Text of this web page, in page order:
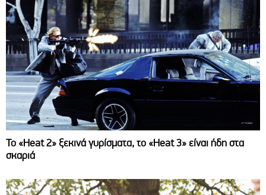
Το «Heat 2» ξεκινά γυρίσματα, το «Heat 3» είναι ήδη στα
σκαριά